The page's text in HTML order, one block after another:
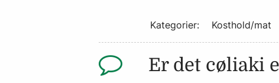
Kategorier: Kosthold/mat
Er det cøliaki